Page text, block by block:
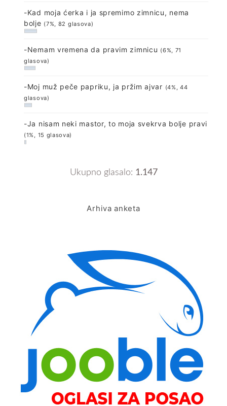
-Kad moja ćerka i ja spremimo zimnicu, nema
bolje (7%, 82 glasova)
-Nemam vremena da pravim zimnicu (6%, 71
glasova)
-Moj muž peče papriku, ja pržim ajvar (4%, 44
glasova)
-Ja nisam neki mastor, to moja svekrva bolje pravi
(1%, 15 glasova)
Ukupno glasalo: 1.147
Arhiva anketa